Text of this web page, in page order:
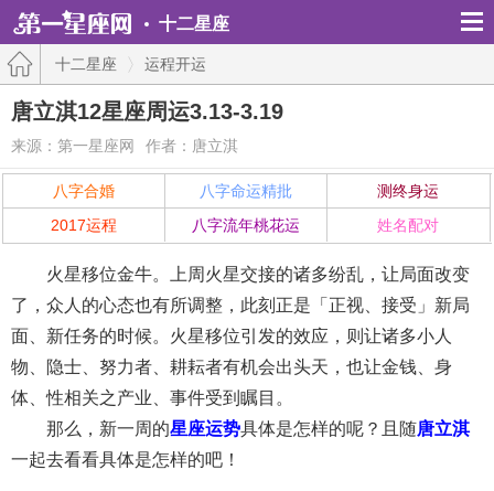
十二星座
十二星座 运程开运
唐立淇12星座周运3.13-3.19
来源：第一星座网 作者：唐立淇
八字合婚 八字命运精批
测终身运
2017运程
八字流年桃花运 姓名配对
火星移位金牛。上周火星交接的诸多纷乱，让局面改变
了，众人的心态也有所调整，此刻正是「正视、接受」新局
面、新任务的时候。火星移位引发的效应，则让诸多小人
物、隐士、努力者、耕耘者有机会出头天，也让金钱、身
体、性相关之产业、事件受到瞩目。
那么，新一周的星座运势具体是怎样的呢？且随唐立淇
一起去看看具体是怎样的吧！